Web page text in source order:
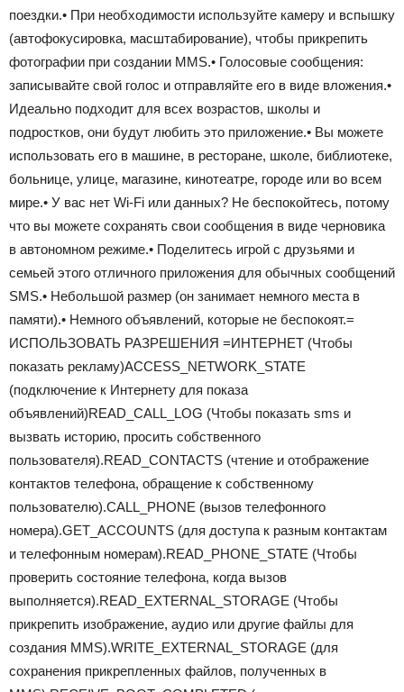
поездки.• При необходимости используйте камеру и вспышку
(автофокусировка, масштабирование), чтобы прикрепить
фотографии при создании MMS.• Голосовые сообщения:
записывайте свой голос и отправляйте его в виде вложения.•
Идеально подходит для всех возрастов, школы и
подростков, они будут любить это приложение.• Вы можете
использовать его в машине, в ресторане, школе, библиотеке,
больнице, улице, магазине, кинотеатре, городе или во всем
мире.• У вас нет Wi-Fi или данных? Не беспокойтесь, потому
что вы можете сохранять свои сообщения в виде черновика
в автономном режиме.• Поделитесь игрой с друзьями и
семьей этого отличного приложения для обычных сообщений
SMS.• Небольшой размер (он занимает немного места в
памяти).• Немного объявлений, которые не беспокоят.=
ИСПОЛЬЗОВАТЬ РАЗРЕШЕНИЯ =ИНТЕРНЕТ (Чтобы
показать рекламу)ACCESS_NETWORK_STATE
(подключение к Интернету для показа
объявлений)READ_CALL_LOG (Чтобы показать sms и
вызвать историю, просить собственного
пользователя).READ_CONTACTS (чтение и отображение
контактов телефона, обращение к собственному
пользователю).CALL_PHONE (вызов телефонного
номера).GET_ACCOUNTS (для доступа к разным контактам
и телефонным номерам).READ_PHONE_STATE (Чтобы
проверить состояние телефона, когда вызов
выполняется).READ_EXTERNAL_STORAGE (Чтобы
прикрепить изображение, аудио или другие файлы для
создания MMS).WRITE_EXTERNAL_STORAGE (для
сохранения прикрепленных файлов, полученных в